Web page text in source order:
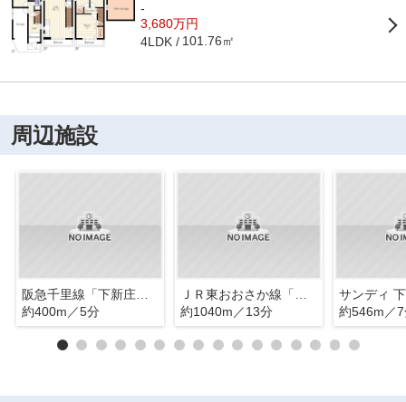
-
3,680万円
4LDK 101.76㎡
周辺施設
阪急千里線「下新庄」駅
約400m／5分
約1040m／13分
サンディ
約546m／